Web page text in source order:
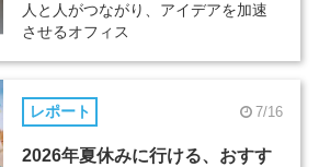
人と人がつながり、アイデアを加速
させるオフィス
レポート 7/16
2026年夏休みに行ける、おすす